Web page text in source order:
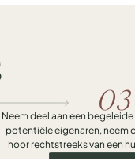
03
Neem deel aan een
potentiële eigenaren, neem
hoor rechtstreeks van een